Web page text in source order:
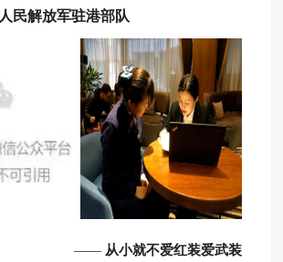
人民解放军驻港部队
—— 从小就不爱红装爱武装